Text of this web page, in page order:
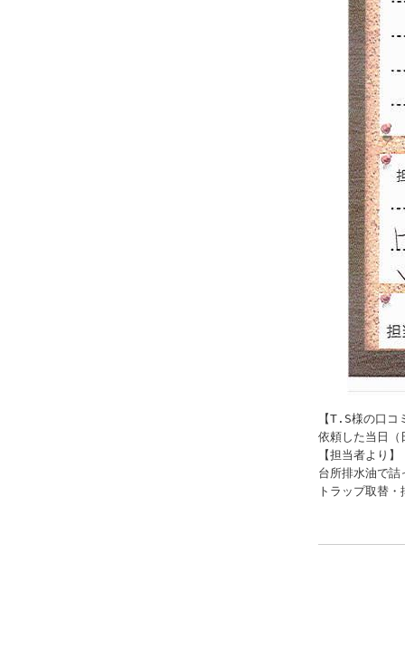
【T.S様の口コ
依頼した当日
【担当者より】
台所排水油で詰
トラップ取替